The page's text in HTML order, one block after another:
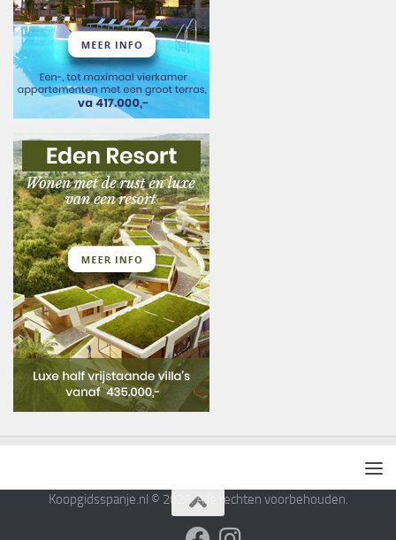
Koopgidsspanje.nl © 2026. Alle rechten voorbehouden.